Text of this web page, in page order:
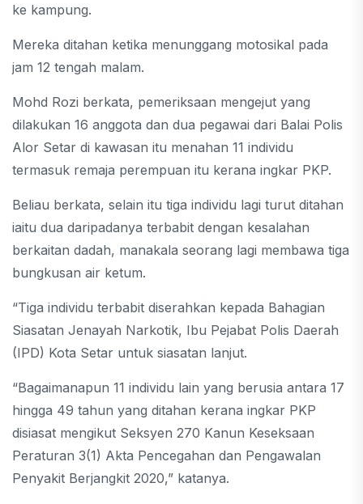
ke kampung.
Mereka ditahan ketika menunggang motosikal pada
jam 12 tengah malam.
Mohd Rozi berkata, pemeriksaan mengejut yang
dilakukan 16 anggota dan dua pegawai dari Balai Polis
Alor Setar di kawasan itu menahan 11 individu
termasuk remaja perempuan itu kerana ingkar PKP.
Beliau berkata, selain itu tiga individu lagi turut ditahan
iaitu dua daripadanya terbabit dengan kesalahan
berkaitan dadah, manakala seorang lagi membawa tiga
bungkusan air ketum.
“Tiga individu terbabit diserahkan kepada Bahagian
Siasatan Jenayah Narkotik, Ibu Pejabat Polis Daerah
(IPD) Kota Setar untuk siasatan lanjut.
“Bagaimanapun 11 individu lain yang berusia antara 17
hingga 49 tahun yang ditahan kerana ingkar PKP
disiasat mengikut Seksyen 270 Kanun Keseksaan
Peraturan 3(1) Akta Pencegahan dan Pengawalan
Penyakit Berjangkit 2020,” katanya.